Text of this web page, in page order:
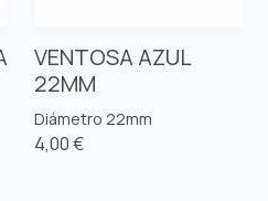
VENTOSA AZUL
22MM
Diámetro 22mm
4,00 €